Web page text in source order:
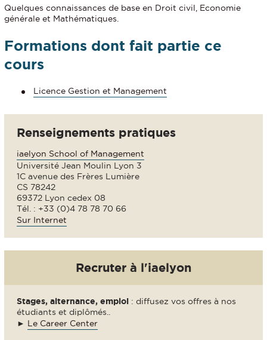
Quelques connaissances de base en Droit civil, Economie
générale et Mathématiques.
Formations dont fait partie ce
cours
Licence Gestion et Management
Renseignements pratiques
iaelyon School of Management
Université Jean Moulin Lyon 3
1C avenue des Frères Lumière
CS 78242
69372 Lyon cedex 08
Tél. : +33 (0)4 78 78 70 66
Sur Internet
Recruter à l'iaelyon
Stages, alternance, emploi : diffusez vos offres à nos
étudiants et diplômés..
► Le Career Center